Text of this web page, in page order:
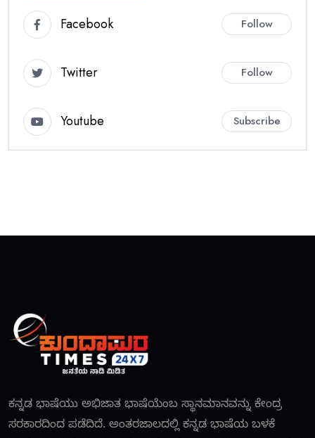
Facebook Follow
Twitter Follow
Youtube Subscribe
ಕನ್ನಡ ಭಾಷೆಯು ಅಭಿಜಾತ ಭಾಷೆಯೆಂಬ ಸ್ಥಾನಮಾನವನ್ನು ಕೇಂದ್ರ
ಸರಕಾರದಿಂದ ಪಡೆದಿದೆ. ಅಂತರಜಾಲದಲ್ಲಿ ಕನ್ನಡ ಭಾಷೆಯ ಬಳಕೆ